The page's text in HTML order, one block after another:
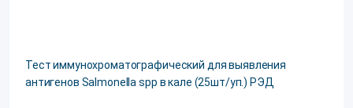
Тест иммунохроматографический для выявления
антигенов Salmonella spp в кале (25шт/уп.) РЭД